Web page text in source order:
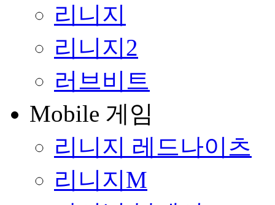
리니지
리니지2
러브비트
Mobile 게임
리니지 레드나이츠
리니지M